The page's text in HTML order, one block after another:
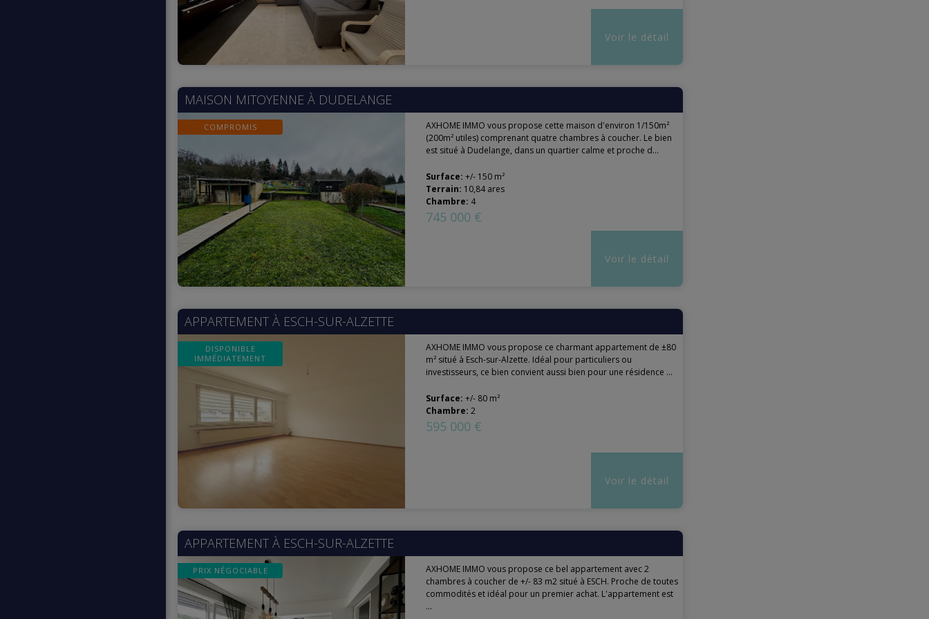
Voir le détail
MAISON MITOYENNE À DUDELANGE
COMPROMIS
AXHOME IMMO vous propose cette maison d'environ 1/150m²
(200m² utiles) comprenant quatre chambres à coucher. Le bien
est situé à Dudelange, dans un quartier calme et proche d...
Surface: +/- 150 m²
Terrain: 10,84 ares
Chambre: 4
745 000 €
Voir le détail
APPARTEMENT À ESCH-SUR-ALZETTE
DISPONIBLE
IMMÉDIATEMENT
AXHOME IMMO vous propose ce charmant appartement de ±80
m² situé à Esch-sur-Alzette. Idéal pour particuliers ou
investisseurs, ce bien convient aussi bien pour une résidence ...
Surface: +/- 80 m²
Chambre: 2
595 000 €
Voir le détail
APPARTEMENT À ESCH-SUR-ALZETTE
PRIX NÉGOCIABLE
AXHOME IMMO vous propose ce bel appartement avec 2
chambres à coucher de +/- 83 m2 situé à ESCH. Proche de toutes
commodités et idéal pour un premier achat. L'appartement est
...